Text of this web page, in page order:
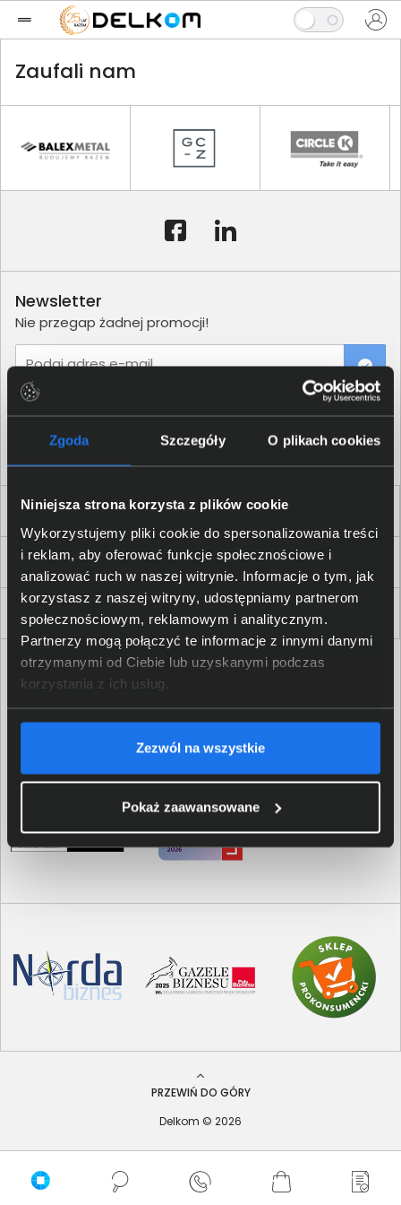
Zgoda Szczegóły O plikach cookies
Niniejsza strona korzysta z plików cookie
Wykorzystujemy pliki cookie do spersonalizowania treści
i reklam, aby oferować funkcje społecznościowe i
analizować ruch w naszej witrynie. Informacje o tym, jak
korzystasz z naszej witryny, udostępniamy partnerom
społecznościowym, reklamowym i analitycznym.
Partnerzy mogą połączyć te informacje z innymi danymi
otrzymanymi od Ciebie lub uzyskanymi podczas
korzystania z ich usług.
Zezwól na wszystkie
Pokaż zaawansowane
Zaufali nam
Dla Firm i Instytucji
Zakupy
Delkom 2000
Newsletter
Nie przegap żadnej promocji!
Podaj adres e-mail
PRZEWIŃ DO GÓRY
Delkom © 2026